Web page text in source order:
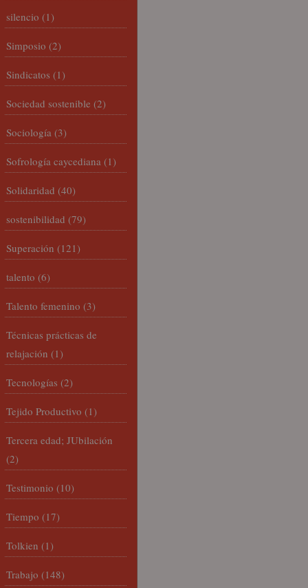
silencio (1)
Simposio (2)
Sindicatos (1)
Sociedad sostenible (2)
Sociología (3)
Sofrología caycediana (1)
Solidaridad (40)
sostenibilidad (79)
Superación (121)
talento (6)
Talento femenino (3)
Técnicas prácticas de
relajación (1)
Tecnologías (2)
Tejido Productivo (1)
Tercera edad; JUbilación
(2)
Testimonio (10)
Tiempo (17)
Tolkien (1)
Trabajo (148)